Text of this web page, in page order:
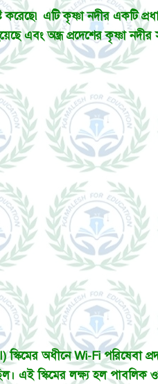
এটি কৃষ্ণা নদীর একটি
এবং অন্ধ্র প্রদেশের কৃষ্ণা
অধীনে Wi-Fi পরিষেবা
এই স্কিমের লক্ষ্য হল পাবলিক